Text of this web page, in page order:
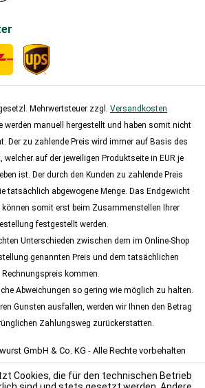
Mehrwertsteuer zzgl. Versandkosten
werden manuell hergestellt und haben somit nicht
Der zu zahlende Preis wird immer auf Basis des
welcher auf der jeweiligen Produktseite in EUR je
ist. Der durch den Kunden zu zahlende Preis
tatsächlich abgewogene Menge. Das Endgewicht
können somit erst beim Zusammenstellen Ihrer
festgestellt werden.
Unterschieden zwischen dem im Online-Shop
genannten Preis und dem tatsächlichen
Rechnungspreis kommen.
Abweichungen so gering wie möglich zu halten.
Gunsten ausfallen, werden wir Ihnen den Betrag
Zahlungsweg zurückerstatten.
GmbH & Co. KG - Alle Rechte vorbehalten
Cookies, die für den technischen Betrieb